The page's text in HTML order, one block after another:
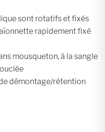
sont rotatifs et fixés
rapidement fixé
mousqueton, à la sangle
démontage/rétention